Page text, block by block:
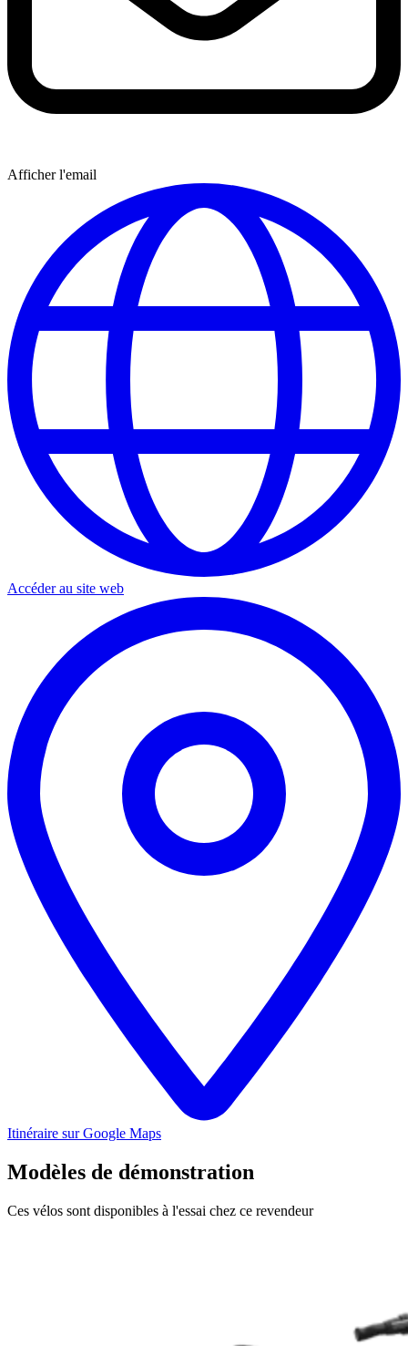
Afficher l'email
Accéder au site web
Itinéraire sur Google Maps
Modèles de démonstration
Ces vélos sont disponibles à l'essai chez ce revendeur